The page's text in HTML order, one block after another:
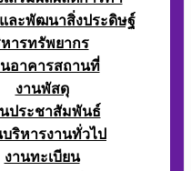
ละพัฒนาสิ่งประดิษฐ์
ารทรัพยากร
นอาคารสถานที่
งานพัสดุ
ประชาสัมพันธ์
บริหารงานทั่วไป
งานทะเบียน